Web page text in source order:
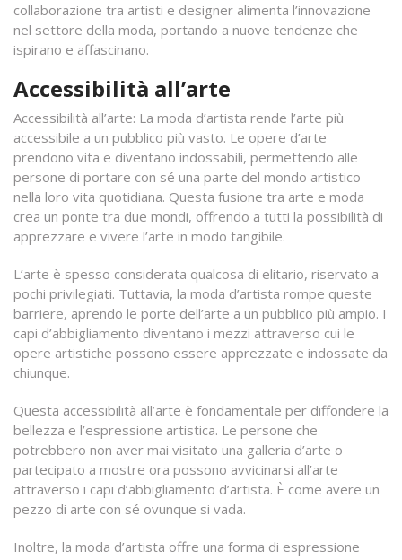
collaborazione tra artisti e designer alimenta l’innovazione
nel settore della moda, portando a nuove tendenze che
ispirano e affascinano.
Accessibilità all’arte
Accessibilità all’arte: La moda d’artista rende l’arte più
accessibile a un pubblico più vasto. Le opere d’arte
prendono vita e diventano indossabili, permettendo alle
persone di portare con sé una parte del mondo artistico
nella loro vita quotidiana. Questa fusione tra arte e moda
crea un ponte tra due mondi, offrendo a tutti la possibilità di
apprezzare e vivere l’arte in modo tangibile.
L’arte è spesso considerata qualcosa di elitario, riservato a
pochi privilegiati. Tuttavia, la moda d’artista rompe queste
barriere, aprendo le porte dell’arte a un pubblico più ampio. I
capi d’abbigliamento diventano i mezzi attraverso cui le
opere artistiche possono essere apprezzate e indossate da
chiunque.
Questa accessibilità all’arte è fondamentale per diffondere la
bellezza e l’espressione artistica. Le persone che
potrebbero non aver mai visitato una galleria d’arte o
partecipato a mostre ora possono avvicinarsi all’arte
attraverso i capi d’abbigliamento d’artista. È come avere un
pezzo di arte con sé ovunque si vada.
Inoltre, la moda d’artista offre una forma di espressione